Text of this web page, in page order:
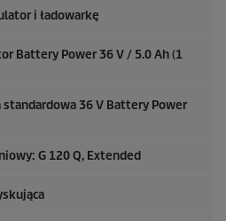
i ładowarkę
Battery Power 36 V / 5.0 Ah (1
standardowa 36 V Battery Power
G 120 Q, Extended